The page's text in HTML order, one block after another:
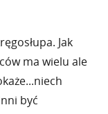
Jak
ma wielu ale
być